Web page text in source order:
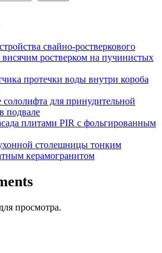
свайно-ростверкового
ростверком на пучинистых
протечки воды внутри короба
для принудительной
подвале
плитами PIR с фольгированным
столешницы тонким
керамогранитом
просмотра.